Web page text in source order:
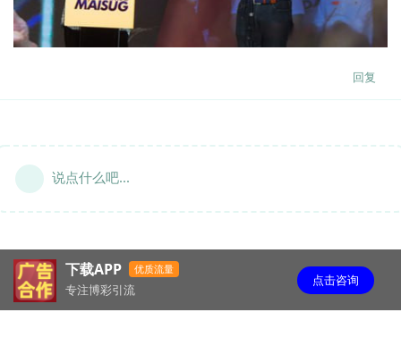
回复
说点什么吧...
下载APP 优质流量
专注博彩引流
点击咨询